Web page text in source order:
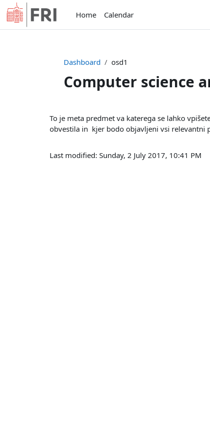
Skip to main content
Home
Calendar
Dashboard osd1
Computer science
To je meta predmet va katerega se lahko
obvestila in kjer bodo objavljeni vsi relevantni
Last modified: Sunday, 2 July 2017, 10:41 PM